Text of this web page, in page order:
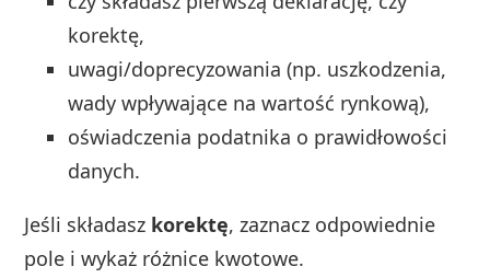
korektę,
uwagi/doprecyzowania (np. uszkodzenia,
wady wpływające na wartość rynkową),
oświadczenia podatnika o prawidłowości
danych.
Jeśli składasz korektę, zaznacz odpowiednie
pole i wykaż różnice kwotowe.